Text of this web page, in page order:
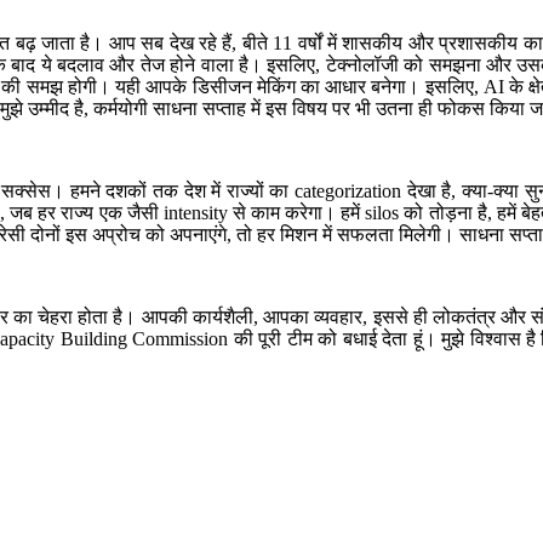
बढ़ जाता है। आप सब देख रहे हैं, बीते 11 वर्षों में शासकीय और प्रशासकीय
ये बदलाव और तेज होने वाला है। इसलिए, टेक्नोलॉजी को समझना और
की समझ होगी। यही आपके डिसीजन मेकिंग का आधार बनेगा। इसलिए, AI
उम्मीद है, कर्मयोगी साधना सप्ताह में इस विषय पर भी उतना ही फोकस किया
हमने दशकों तक देश में राज्यों का categorization देखा है, क्या-क्या
जब हर राज्य एक जैसी intensity से काम करेगा। हमें silos को तोड़ना है, हमें
इस अप्रोच को अपनाएंगे, तो हर मिशन में सफलता मिलेगी। साधना
का चेहरा होता है। आपकी कार्यशैली, आपका व्यवहार, इससे ही लोकतंत्र और
Building Commission की पूरी टीम को बधाई देता हूं। मुझे विश्वास है